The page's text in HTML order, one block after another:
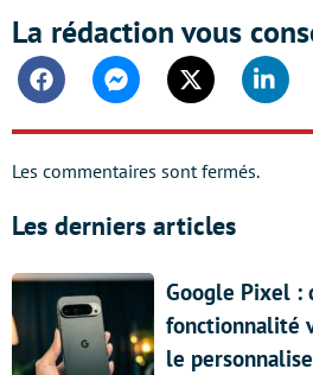
La rédaction vous
FacebookMessengerTwitter
Les commentaires sont fermés.
Les derniers articles
Google Pixel :
fonctionnalité
le